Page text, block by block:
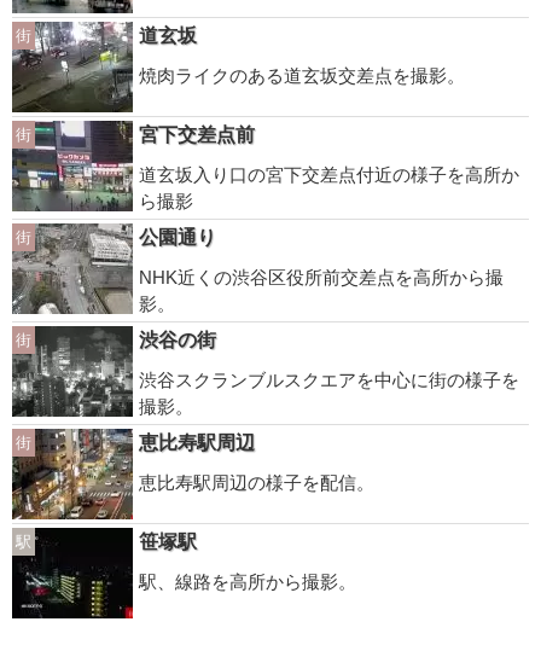
街
道玄坂
焼肉ライクのある道玄坂交差点を撮影。
街
宮下交差点前
道玄坂入り口の宮下交差点付近の様子を高所か
ら撮影
街
公園通り
NHK近くの渋谷区役所前交差点を高所から撮
影。
街
渋谷の街
渋谷スクランブルスクエアを中心に街の様子を
撮影。
街
恵比寿駅周辺
恵比寿駅周辺の様子を配信。
駅
笹塚駅
駅、線路を高所から撮影。